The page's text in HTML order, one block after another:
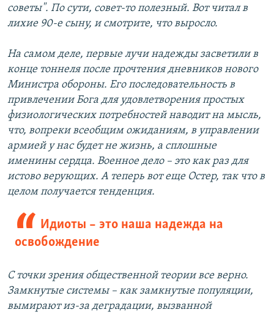
советы". По сути, совет-то полезный. Вот читал в
лихие 90-е сыну, и смотрите, что выросло.
На самом деле, первые лучи надежды засветили в
конце тоннеля после прочтения дневников нового
Министра обороны. Его последовательность в
привлечении Бога для удовлетворения простых
физиологических потребностей наводит на мысль,
что, вопреки всеобщим ожиданиям, в управлении
армией у нас будет не жизнь, а сплошные
именины сердца. Военное дело – это как раз для
истово верующих. А теперь вот еще Остер, так что в
целом получается тенденция.
Идиоты – это наша надежда на
освобождение
С точки зрения общественной теории все верно.
Замкнутые системы – как замкнутые популяции,
вымирают из-за деградации, вызванной